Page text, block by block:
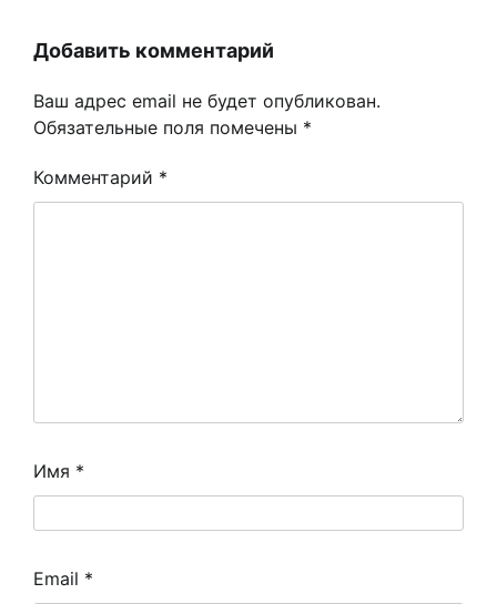
Добавить комментарий
Ваш адрес email не будет опубликован.
Обязательные поля помечены *
Комментарий *
Имя *
Email *